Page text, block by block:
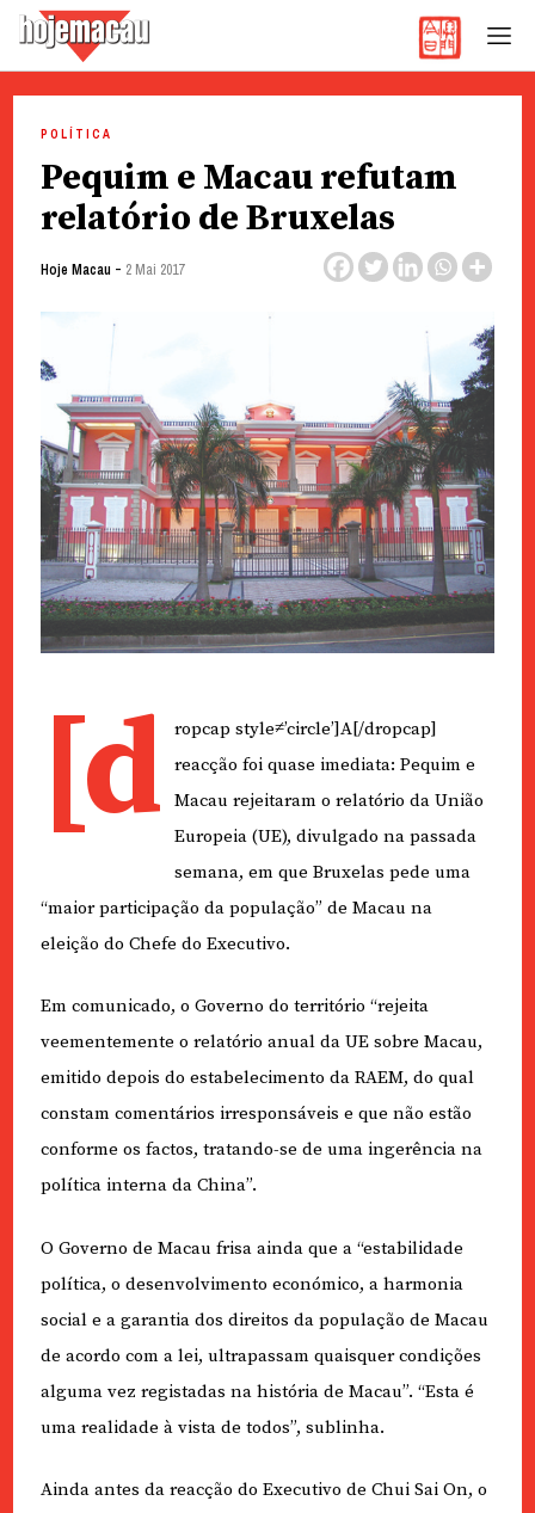
content
POLÍTICA
Pequim e Macau refutam
relatório de Bruxelas
Hoje Macau - 2 Mai 2017
[d
ropcap style≠’circle’]A[/dropcap]
reacção foi quase imediata: Pequim e
Macau rejeitaram o relatório da União
Europeia (UE), divulgado na passada
semana, em que Bruxelas pede uma
“maior participação da população” de Macau na
eleição do Chefe do Executivo.
Em comunicado, o Governo do território “rejeita
veementemente o relatório anual da UE sobre Macau,
emitido depois do estabelecimento da RAEM, do qual
constam comentários irresponsáveis e que não estão
conforme os factos, tratando-se de uma ingerência na
política interna da China”.
O Governo de Macau frisa ainda que a “estabilidade
política, o desenvolvimento económico, a harmonia
social e a garantia dos direitos da população de Macau
de acordo com a lei, ultrapassam quaisquer condições
alguma vez registadas na história de Macau”. “Esta é
uma realidade à vista de todos”, sublinha.
Ainda antes da reacção do Executivo de Chui Sai On, o